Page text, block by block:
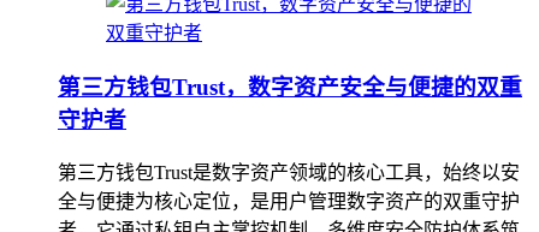
第三方钱包Trust，数字资产安全与便捷的双重
守护者
第三方钱包Trust是数字资产领域的核心工具，始终以安
全与便捷为核心定位，是用户管理数字资产的双重守护